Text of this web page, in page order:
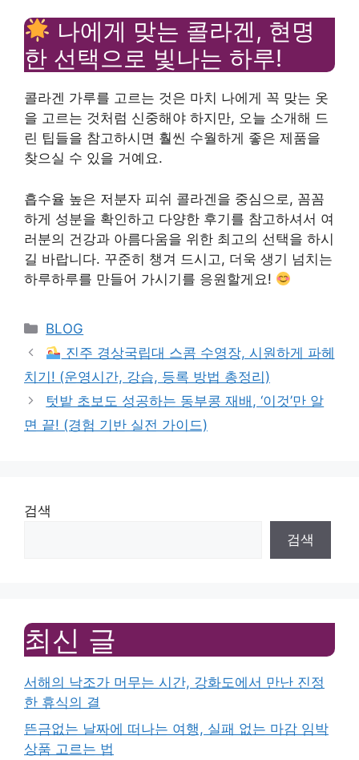
나에게 맞는 콜라겐, 현명
한 선택으로 빛나는 하루!
콜라겐 가루를 고르는 것은 마치 나에게 꼭 맞는 옷
을 고르는 것처럼 신중해야 하지만, 오늘 소개해 드
린 팁들을 참고하시면 훨씬 수월하게 좋은 제품을
찾으실 수 있을 거예요.
흡수율 높은 저분자 피쉬 콜라겐을 중심으로, 꼼꼼
하게 성분을 확인하고 다양한 후기를 참고하셔서 여
러분의 건강과 아름다움을 위한 최고의 선택을 하시
길 바랍니다. 꾸준히 챙겨 드시고, 더욱 생기 넘치는
하루하루를 만들어 가시기를 응원할게요!
Categories
BLOG
진주 경상국립대 스콤 수영장, 시원하게 파헤
치기! (운영시간, 강습, 등록 방법 총정리)
텃밭 초보도 성공하는 동부콩 재배, ‘이것’만 알
면 끝! (경험 기반 실전 가이드)
검색
검색
최신 글
서해의 낙조가 머무는 시간, 강화도에서 만난 진정
한 휴식의 결
뜬금없는 날짜에 떠나는 여행, 실패 없는 마감 임박
상품 고르는 법